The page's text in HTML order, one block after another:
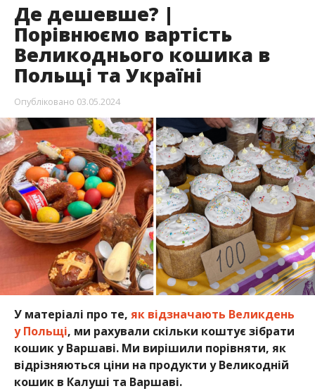
Де дешевше? |
Порівнюємо вартість
Великоднього кошика в
Польщі та Україні
Опубліковано 03.05.2024
У матеріалі про те, як відзначають Великдень
у Польщі, ми рахували скільки коштує зібрати
кошик у Варшаві. Ми вирішили порівняти, як
відрізняються ціни на продукти у Великодній
кошик в Калуші та Варшаві.